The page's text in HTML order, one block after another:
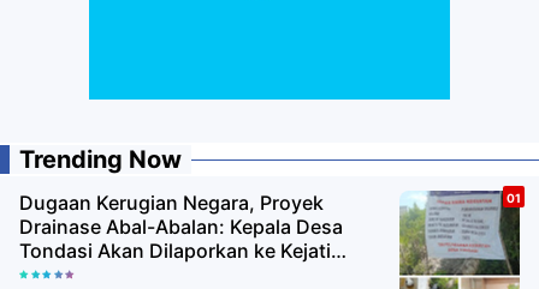
Trending Now
Dugaan Kerugian Negara, Proyek
Drainase Abal-Abalan: Kepala Desa
Tondasi Akan Dilaporkan ke Kejati
Sultra dan Polda Sultra